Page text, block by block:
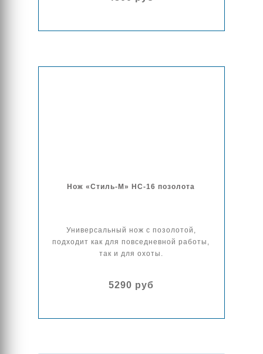
Нож «Стиль-М» НС-16 позолота
Универсальный нож с позолотой,
подходит как для повседневной работы,
так и для охоты.
5290 руб